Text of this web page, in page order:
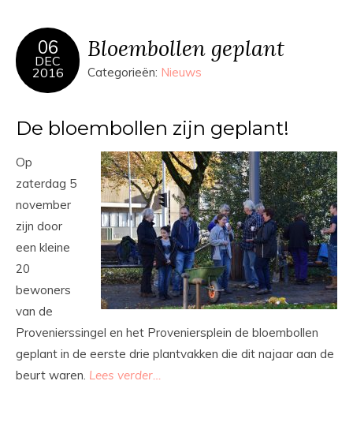
06
DEC
2016
Bloembollen geplant
Categorieën: Nieuws
De bloembollen zijn geplant!
Op
zaterdag 5
november
zijn door
een kleine
20
bewoners
van de
Provenierssingel en het Proveniersplein de bloembollen
geplant in de eerste drie plantvakken die dit najaar aan de
beurt waren. Lees verder…